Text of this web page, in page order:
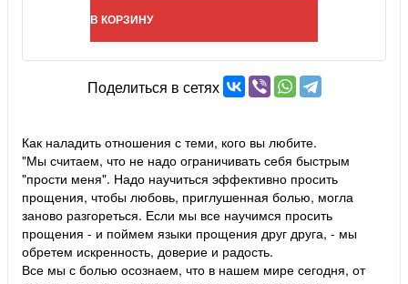
В КОРЗИНУ
Поделиться в сетях
Как наладить отношения с теми, кого вы любите.
"Мы считаем, что не надо ограничивать себя быстрым
"прости меня". Надо научиться эффективно просить
прощения, чтобы любовь, приглушенная болью, могла
заново разгореться. Если мы все научимся просить
прощения - и поймем языки прощения друг друга, - мы
обретем искренность, доверие и радость.
Все мы с болью осознаем, что в нашем мире сегодня, от